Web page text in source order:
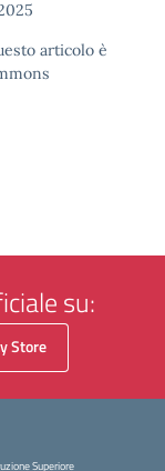
articolo è
su:
Store
Superiore